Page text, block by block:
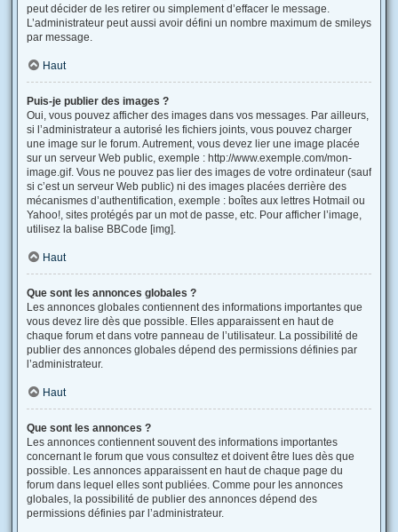
peut décider de les retirer ou simplement d’effacer le message.
L’administrateur peut aussi avoir défini un nombre maximum de smileys
par message.
Haut
Puis-je publier des images ?
Oui, vous pouvez afficher des images dans vos messages. Par ailleurs,
si l’administrateur a autorisé les fichiers joints, vous pouvez charger
une image sur le forum. Autrement, vous devez lier une image placée
sur un serveur Web public, exemple : http://www.exemple.com/mon-
image.gif. Vous ne pouvez pas lier des images de votre ordinateur (sauf
si c’est un serveur Web public) ni des images placées derrière des
mécanismes d’authentification, exemple : boîtes aux lettres Hotmail ou
Yahoo!, sites protégés par un mot de passe, etc. Pour afficher l’image,
utilisez la balise BBCode [img].
Haut
Que sont les annonces globales ?
Les annonces globales contiennent des informations importantes que
vous devez lire dès que possible. Elles apparaissent en haut de
chaque forum et dans votre panneau de l’utilisateur. La possibilité de
publier des annonces globales dépend des permissions définies par
l’administrateur.
Haut
Que sont les annonces ?
Les annonces contiennent souvent des informations importantes
concernant le forum que vous consultez et doivent être lues dès que
possible. Les annonces apparaissent en haut de chaque page du
forum dans lequel elles sont publiées. Comme pour les annonces
globales, la possibilité de publier des annonces dépend des
permissions définies par l’administrateur.